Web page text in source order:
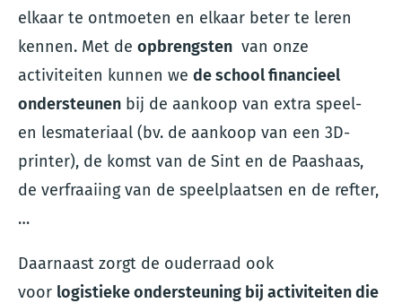
elkaar te ontmoeten en elkaar beter te leren
kennen. Met de opbrengsten van onze
activiteiten kunnen we de school financieel
ondersteunen bij de aankoop van extra speel-
en lesmateriaal (bv. de aankoop van een 3D-
printer), de komst van de Sint en de Paashaas,
de verfraaiing van de speelplaatsen en de refter,
…
Daarnaast zorgt de ouderraad ook
voor logistieke ondersteuning bij activiteiten die